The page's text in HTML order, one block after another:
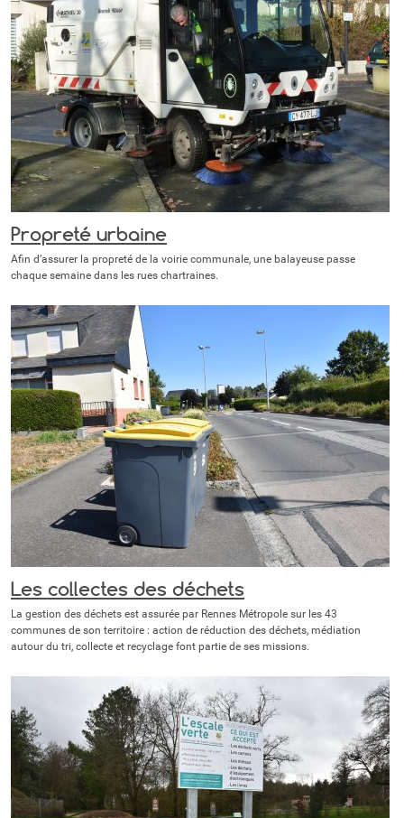
Propreté urbaine
Afin d’assurer la propreté de la voirie communale, une balayeuse passe
chaque semaine dans les rues chartraines.
Les collectes des déchets
La gestion des déchets est assurée par Rennes Métropole sur les 43
communes de son territoire : action de réduction des déchets, médiation
autour du tri, collecte et recyclage font partie de ses missions.